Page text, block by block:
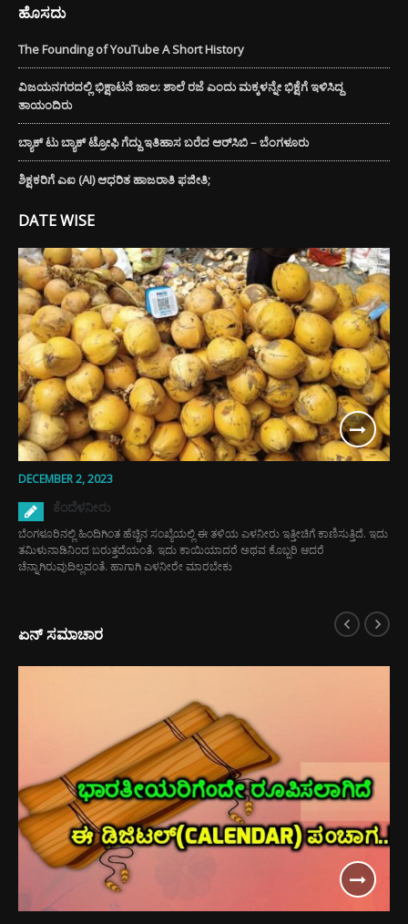
ಹೊಸದು
The Founding of YouTube A Short History
ವಿಜಯನಗರದಲ್ಲಿ ಭಿಕ್ಷಾಟನೆ ಜಾಲ: ಶಾಲೆ ರಜೆ ಎಂದು ಮಕ್ಕಳನ್ನೇ ಭಿಕ್ಷೆಗೆ ಇಳಿಸಿದ್ದ
ತಾಯಂದಿರು
ಬ್ಯಾಕ್ ಟು ಬ್ಯಾಕ್ ಟ್ರೋಫಿ ಗೆದ್ದು ಇತಿಹಾಸ ಬರೆದ ಆರ್‌ಸಿಬಿ – ಬೆಂಗಳೂರು
ಶಿಕ್ಷಕರಿಗೆ ಎಐ (AI) ಆಧರಿತ ಹಾಜರಾತಿ ಫಜೀತಿ;
DATE WISE
DECEMBER 2, 2023
ಕೆಂದೆಳನೀರು
ಬೆಂಗಳೂರಿನಲ್ಲಿ ಹಿಂದಿಗಿಂತ ಹೆಚ್ಚಿನ ಸಂಖ್ಯೆಯಲ್ಲಿ ಈ ತಳಿಯ ಎಳನೀರು ಇತ್ತೀಚಿಗೆ ಕಾಣಿಸುತ್ತಿದೆ. ಇದು
ತಮಿಳುನಾಡಿನಿಂದ ಬರುತ್ತದೆಯಂತೆ. ಇದು ಕಾಯಿಯಾದರೆ ಅಥವ ಕೊಬ್ಬರಿ ಆದರೆ
ಚೆನ್ನಾಗಿರುವುದಿಲ್ಲವಂತೆ. ಹಾಗಾಗಿ ಎಳನೀರೇ ಮಾರಬೇಕು
ಏನ್ ಸಮಾಚಾರ